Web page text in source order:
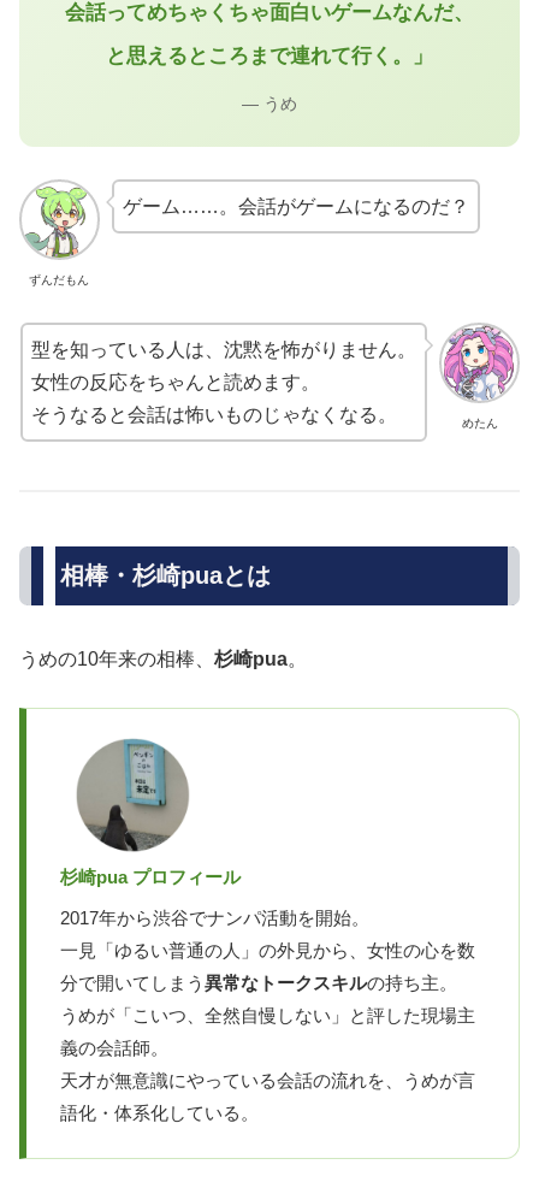
会話ってめちゃくちゃ面白いゲームなんだ、
と思えるところまで連れて行く。」
— うめ
ずんだもん
ゲーム……。会話がゲームになるのだ？
めたん
型を知っている人は、沈黙を怖がりません。
女性の反応をちゃんと読めます。
そうなると会話は怖いものじゃなくなる。
相棒・杉崎puaとは
うめの10年来の相棒、 杉崎pua。
杉崎pua プロフィール
2017年から渋谷でナンパ活動を開始。
一見「ゆるい普通の人」の外見から、女性の心を数
分で開いてしまう 異常なトークスキルの持ち主。
うめが「こいつ、全然自慢しない」と評した現場主
義の会話師。
天才が無意識にやっている会話の流れを、うめが言
語化・体系化している。